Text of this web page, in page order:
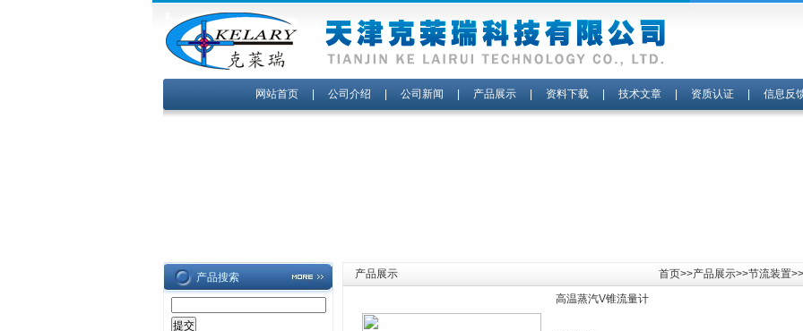
网站首页| 公司介绍 公司新闻 产品展示| 资料下载| 技术文章| 资质认证| 信息反
产品搜索 产品展示 首页>>产品展示>>节流装置
高温蒸汽V锥流量计